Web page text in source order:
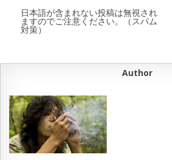
日本語が含まれない投稿は無視され
ますのでご注意ください。（スパム
対策）
Author